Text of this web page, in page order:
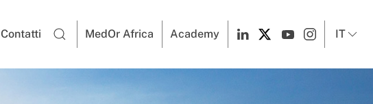
Contatti MedOr Africa Academy IT